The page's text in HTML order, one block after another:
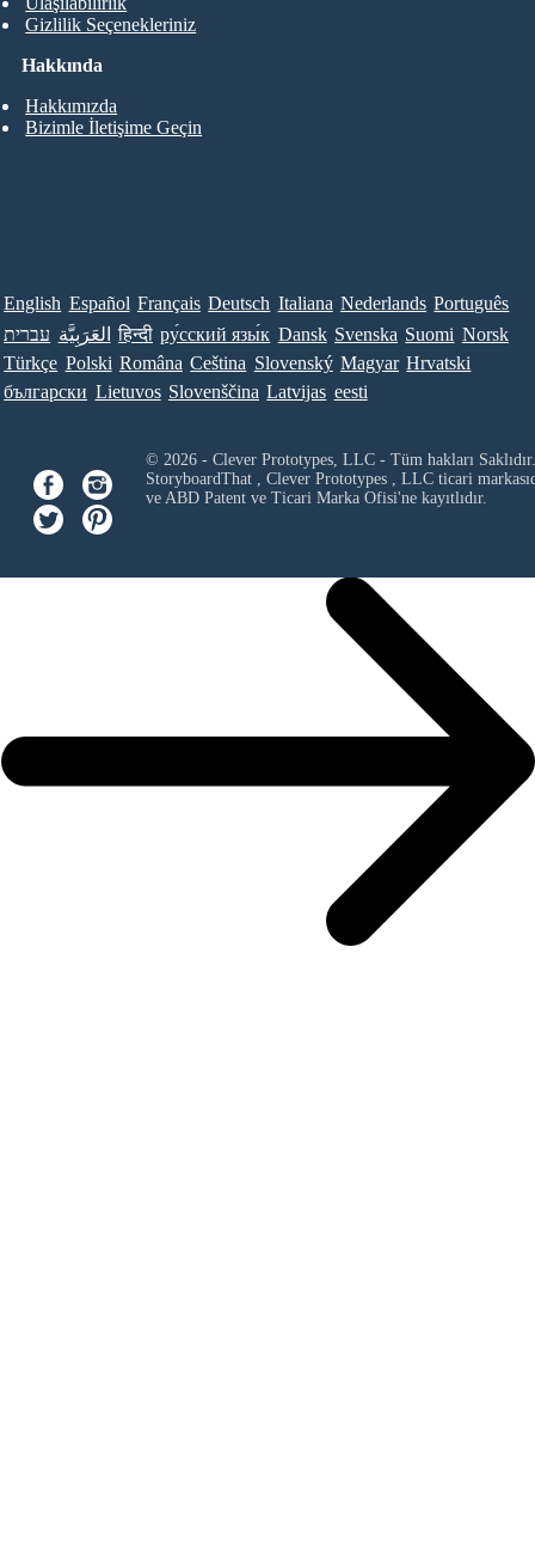
Hakkında
Hakkımızda
Bizimle İletişime Geçin
Gizlilik Seçenekleriniz
English Español Français Deutsch Italiana Nederlands Português
עברית العَرَبِيَّة हिन्दी ру́сский язы́к Dansk Svenska Suomi Norsk
Türkçe Polski Româna Ceština Slovenský Magyar Hrvatski
български Lietuvos Slovenščina Latvijas eesti
© 2026 - Clever Prototypes, LLC - Tüm hakları Saklıdır.
StoryboardThat , Clever Prototypes , LLCticari
ve ABD Patent ve Ticari Marka Ofisi'ne kayıtlıdır.